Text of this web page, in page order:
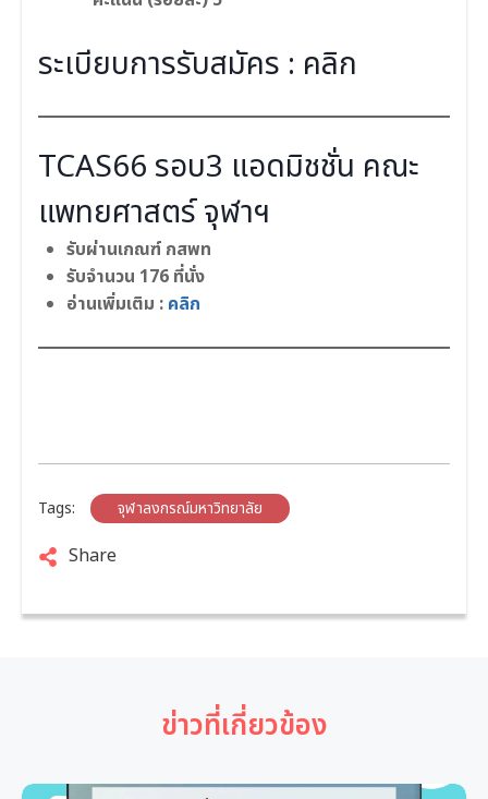
ระเบียบการรับสมัคร : คลิก
TCAS66 รอบ3 แอดมิชชั่น คณะ
แพทยศาสตร์ จุฬาฯ
รับผ่านเกณฑ์ กสพท
รับจำนวน 176 ที่นั่ง
อ่านเพิ่มเติม : คลิก
Tags: จุฬาลงกรณ์มหาวิทยาลัย
Share
ข่าวที่เกี่ยวข้อง